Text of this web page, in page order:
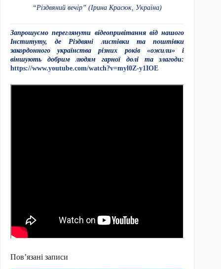
“Різдвяний вечір” (Ірина Красюк, Україна)
Запрошуємо переглянути відеопривітання від нашого
Інституту, де Різдвяні листівки та поштівки
закордонного українства різних років «ожили» і
віншують добрим людям гарної долі та злагоди:
https://www.youtube.com/watch?v=myl0Z-y1IOE
Пов’язані записи